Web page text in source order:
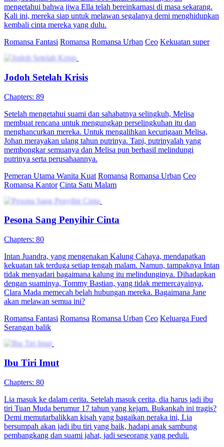
mengetahui bahwa jiwa Ella telah bereinkarnasi di masa sekarang.
Kali ini, mereka siap untuk melawan segalanya demi menghidupkan
kembali cinta mereka yang dulu.
Romansa Fantasi Romansa Romansa Urban Ceo Kekuatan super
Jodoh Setelah Krisis
Chapters: 89
Setelah mengetahui suami dan sahabatnya selingkuh, Melisa
membuat rencana untuk mengungkap perselingkuhan itu dan
menghancurkan mereka. Untuk mengalihkan kecurigaan Melisa,
Johan merayakan ulang tahun putrinya. Tapi, putrinyalah yang
membongkar semuanya dan Melisa pun berhasil melindungi
putrinya serta perusahaannya.
Pemeran Utama Wanita Kuat Romansa Romansa Urban Ceo
Romansa Kantor Cinta Satu Malam
Pesona Sang Penyihir Cinta
Chapters: 80
Intan Juandra, yang mengenakan Kalung Cahaya, mendapatkan
kekuatan tak terduga setiap tengah malam. Namun, tampaknya Intan
tidak menyadari bagaimana kalung itu melindunginya. Dihadapkan
dengan suaminya, Tommy Bastian, yang tidak memercayainya,
Clara Mada memecah belah hubungan mereka. Bagaimana Jane
akan melawan semua ini?
Romansa Fantasi Romansa Romansa Urban Ceo Keluarga Fued
Serangan balik
Ibu Tiri Imut
Chapters: 80
Lia masuk ke dalam cerita. Setelah masuk cerita, dia harus jadi ibu
tiri Tuan Muda berumur 17 tahun yang kejam. Bukankah ini tragis?
Demi memutarbalikkan kisah yang bagaikan neraka ini, Lia
bersumpah akan jadi ibu tiri yang baik, hadapi anak sambung
pembangkang dan suami jahat, jadi seseorang yang peduli.